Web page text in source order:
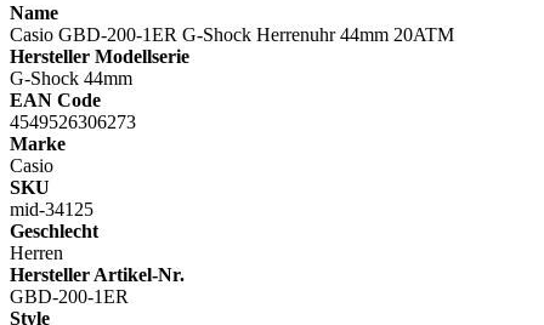
Name
Casio GBD-200-1ER G-Shock Herrenuhr 44mm 20ATM
Hersteller Modellserie
G-Shock 44mm
EAN Code
4549526306273
Marke
Casio
SKU
mid-34125
Geschlecht
Herren
Hersteller Artikel-Nr.
GBD-200-1ER
Style